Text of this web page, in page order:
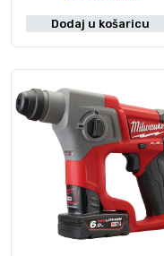
o
r
n
c
i
j
e
n
a
b
e
n
u
n
a
c
i
j
e
n
Dodaj u košaricu